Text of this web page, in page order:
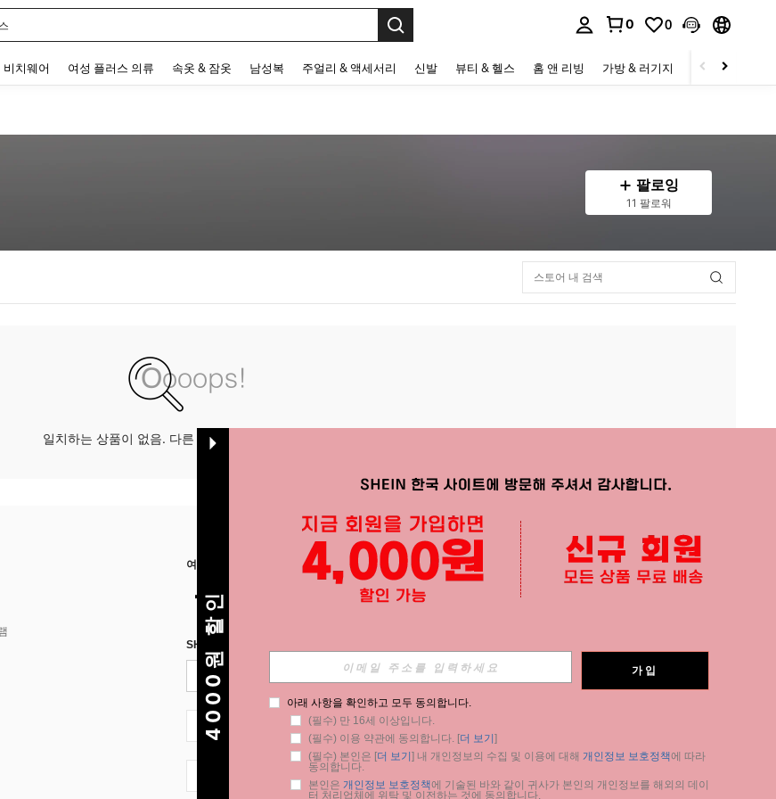
0 0
비치웨어 여성 플러스 의류 속옷 & 잠옷 남성복 주얼리 & 액세서리 신발 뷰티 & 헬스 홈 앤 리빙 가방 & 러기지 스포츠 & 아웃
팔로잉
11 팔로워
일치하는 상품이 없음. 다른 옵션으로 시도하십시오.
여기에서 저희를 찾아주세요 APP
SHEIN STYLE NEWS에 등록하세요.
KR + 82
4000원 할인 가입
아래 사항을 확인하고 모두 동의합니다.
(필수) 만 16세 이상입니다.
(필수) 이용 약관에 동의합니다. [더 보기 ]
(필수) 본인은 [더 보기 ] 내 개인정보의 수집 및 이용에 대해 개인정보 보호정책에 따라
동의합니다.
본인은 개인정보 보호정책에 기술된 바와 같이 귀사가 본인의 개인정보를 해외의 데이
터 처리업체에 위탁 및 이전하는 것에 동의합니다.